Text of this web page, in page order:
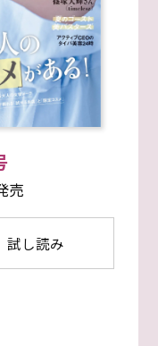
売
試し読み